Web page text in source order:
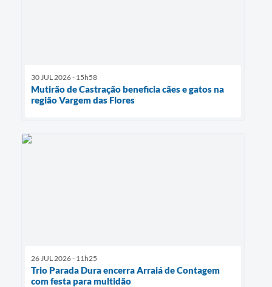
30 JUL 2026 - 15h58
Mutirão de Castração beneficia cães e gatos na
região Vargem das Flores
26 JUL 2026 - 11h25
Trio Parada Dura encerra Arraiá de Contagem
com festa para multidão